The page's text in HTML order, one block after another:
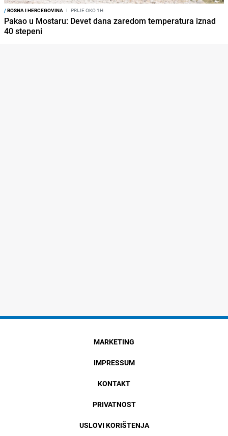
/BOSNA I HERCEGOVINA I PRIJE OKO 1H
Pakao u Mostaru: Devet dana zaredom temperatura iznad
40 stepeni
MARKETING
IMPRESSUM
KONTAKT
PRIVATNOST
USLOVI KORIŠTENJA